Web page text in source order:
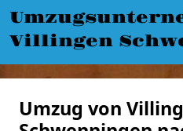
Villingen
Umzug von